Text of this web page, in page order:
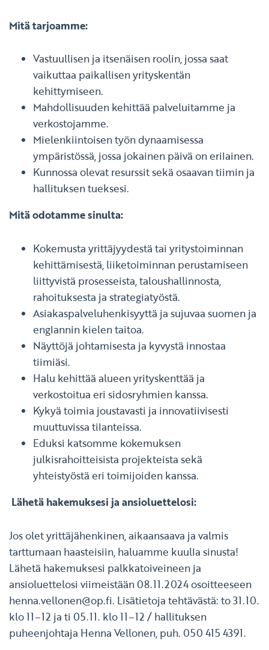
Mitä tarjoamme:
Vastuullisen ja itsenäisen roolin, jossa saat
vaikuttaa paikallisen yrityskentän
kehittymiseen.
Mahdollisuuden kehittää palveluitamme ja
verkostojamme.
Mielenkiintoisen työn dynaamisessa
ympäristössä, jossa jokainen päivä on erilainen.
Kunnossa olevat resurssit sekä osaavan tiimin ja
hallituksen tueksesi.
Mitä odotamme sinulta:
Kokemusta yrittäjyydestä tai yritystoiminnan
kehittämisestä, liiketoiminnan perustamiseen
liittyvistä prosesseista, taloushallinnosta,
rahoituksesta ja strategiatyöstä.
Asiakaspalveluhenkisyyttä ja sujuvaa suomen ja
englannin kielen taitoa.
Näyttöjä johtamisesta ja kyvystä innostaa
tiimiäsi.
Halu kehittää alueen yrityskenttää ja
verkostoitua eri sidosryhmien kanssa.
Kykyä toimia joustavasti ja innovatiivisesti
muuttuvissa tilanteissa.
Eduksi katsomme kokemuksen
julkisrahoitteisista projekteista sekä
yhteistyöstä eri toimijoiden kanssa.
Lähetä hakemuksesi ja ansioluettelosi:
Jos olet yrittäjähenkinen, aikaansaava ja valmis
tarttumaan haasteisiin, haluamme kuulla sinusta!
Lähetä hakemuksesi palkkatoiveineen ja
ansioluettelosi viimeistään 08.11.2024 osoitteeseen
henna.vellonen@op.fi. Lisätietoja tehtävästä: to 31.10.
klo 11–12 ja ti 05.11. klo 11–12 / hallituksen
puheenjohtaja Henna Vellonen, puh. 050 415 4391.